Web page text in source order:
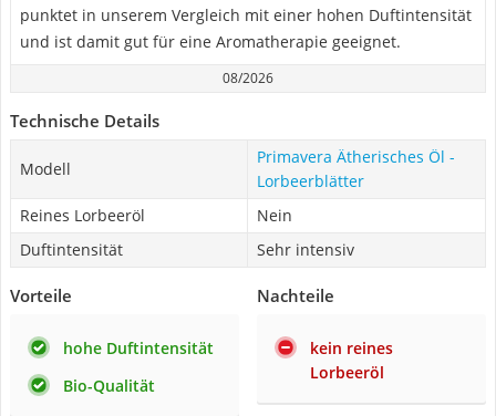
punktet in unserem Vergleich mit einer hohen Duftintensität
und ist damit gut für eine Aromatherapie geeignet.
08/2026
Technische Details
Modell
Primavera Ätherisches Öl -
Lorbeerblätter
Reines Lorbeeröl
Nein
Duftintensität
Sehr intensiv
Vorteile
hohe Duftintensität
Bio-Qualität
Nachteile
kein reines
Lorbeeröl